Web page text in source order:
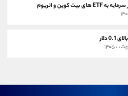
دلار